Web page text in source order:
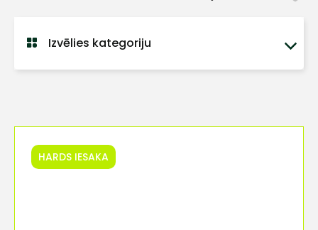
Izvēlies kategoriju
HARDS IESAKA